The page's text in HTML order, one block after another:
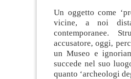
Un oggetto come
vicine, a noi
contemporanee.
accusatore, oggi,
un Museo e
succede nel suo
quanto ‘archeologi